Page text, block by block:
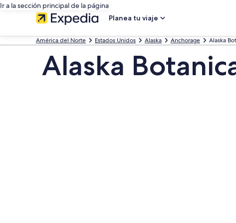
Ir a la sección principal de la página
Planea tu viaje
América del Norte Estados Unidos Alaska Anchorage Alaska
Alaska